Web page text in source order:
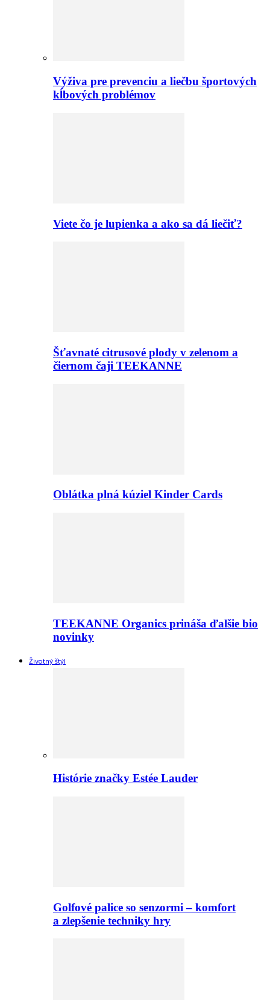
Výživa pre prevenciu a liečbu športových
kĺbových problémov
Viete čo je lupienka a ako sa dá liečiť?
Šťavnaté citrusové plody v zelenom a
čiernom čaji TEEKANNE
Oblátka plná kúziel Kinder Cards
TEEKANNE Organics prináša ďalšie bio
novinky
Životný štýl
Histórie značky Estée Lauder
Golfové palice so senzormi – komfort
a zlepšenie techniky hry